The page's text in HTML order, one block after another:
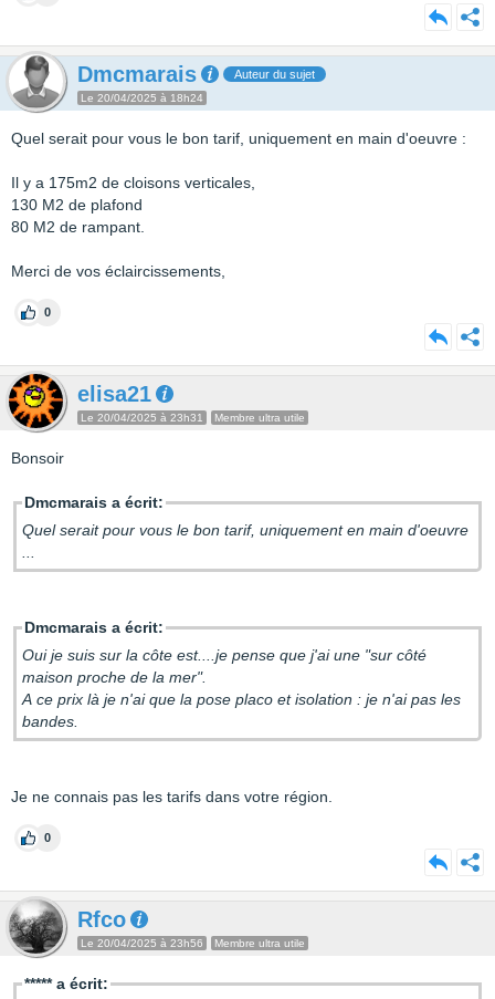
Dmcmarais Auteur du sujet
Le 20/04/2025 à 18h24
Quel serait pour vous le bon tarif, uniquement en main d'oeuvre :
Il y a 175m2 de cloisons verticales,
130 M2 de plafond
80 M2 de rampant.
Merci de vos éclaircissements,
0
elisa21
Le 20/04/2025 à 23h31 Membre ultra utile
Bonsoir
Dmcmarais a écrit:
Quel serait pour vous le bon tarif, uniquement en main d'oeuvre
Dmcmarais a écrit:
Oui je suis sur la côte est....je pense que j'ai une "sur côté
maison proche de la mer".
A ce prix là je n'ai que la pose placo et isolation : je n'ai pas les
bandes.
Je ne connais pas les tarifs dans votre région.
0
Rfco
Le 20/04/2025 à 23h56 Membre ultra utile
***** a écrit: